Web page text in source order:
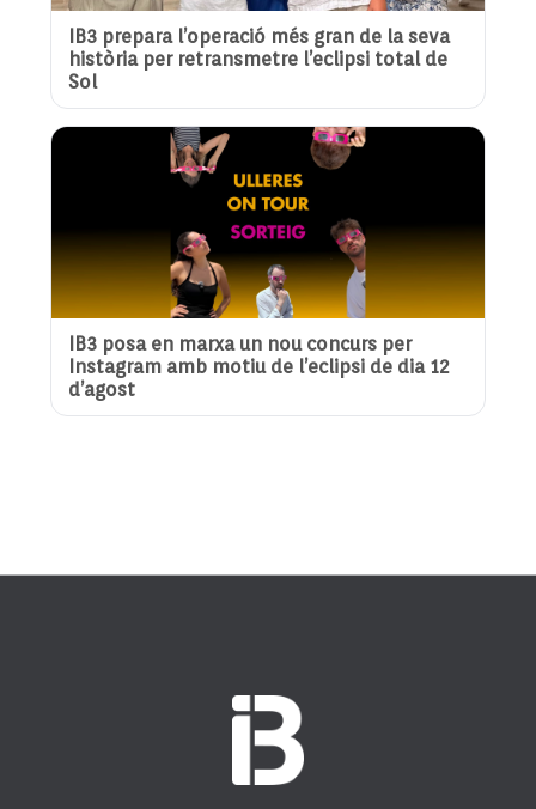
IB3 prepara l’operació més gran de la seva
història per retransmetre l’eclipsi total de
Sol
IB3 posa en marxa un nou concurs per
Instagram amb motiu de l’eclipsi de dia 12
d’agost